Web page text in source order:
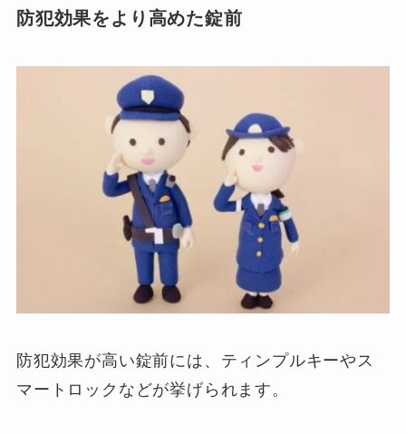
防犯効果をより高めた錠前
防犯効果が高い錠前には、ティンプルキーやス
マートロックなどが挙げられます。